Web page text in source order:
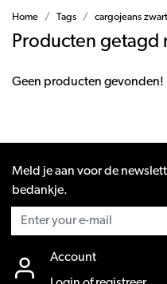
Home Tags cargojeans zwart
Producten getagd
Geen producten gevonden!
Meld je aan voor de
bedankje.
Account